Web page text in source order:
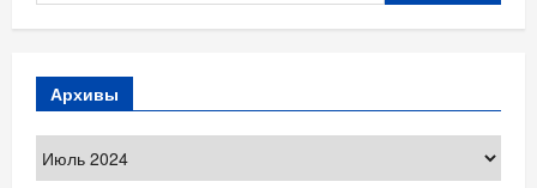
Архивы